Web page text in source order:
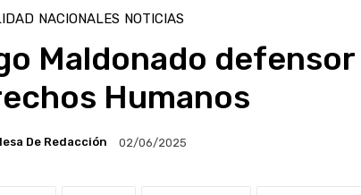
NACIONALES NOTICIAS
Maldonado defensor
Humanos
De Redacción 02/06/2025